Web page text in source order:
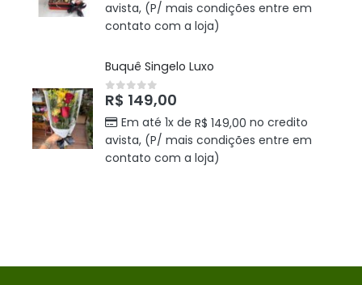
avista, (P/ mais condições entre em
contato com a loja)
Buquê Singelo Luxo
0out of 5
R$ 149,00
Em até 1x de R$ 149,00 no credito
avista, (P/ mais condições entre em
contato com a loja)